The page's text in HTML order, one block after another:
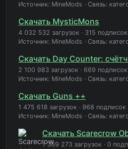
Источник: MineMods · Связь:
Скачать MysticMons
4 032 532 загрузок · 315 подписок
Источник: MineMods · Связь:
Скачать Day Counter:
2 100 983 загрузок · 669 подписок
Источник: MineMods · Связь:
Скачать Guns ++
1 475 618 загрузок · 968 подписок
Источник: MineMods · Связь:
Скачать Scarecrow
1 369 273 загрузок · 0